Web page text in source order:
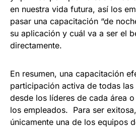
en nuestra vida futura, así los
pasar una capacitación “de
su aplicación y cuál va a ser el
directamente.
En resumen, una capacitación
participación activa de todas las
desde los líderes de cada área
los empleados. Para ser
únicamente una de los equipos